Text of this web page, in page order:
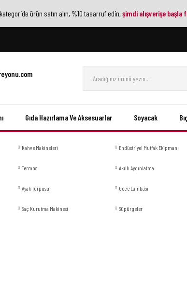
ürün satın alın, %10 tasarruf edin, şimdi alışverişe başla
Gıda Hazırlama Ve Aksesuarlar Soyacak
Kahve Makineleri Endüstriyel Mutfak Ekipmanı
Termos Akıllı Aydınlatma
Ayak Törpüsü Gece Lambası
Saç Kurutma Makinesi Süpürgeler